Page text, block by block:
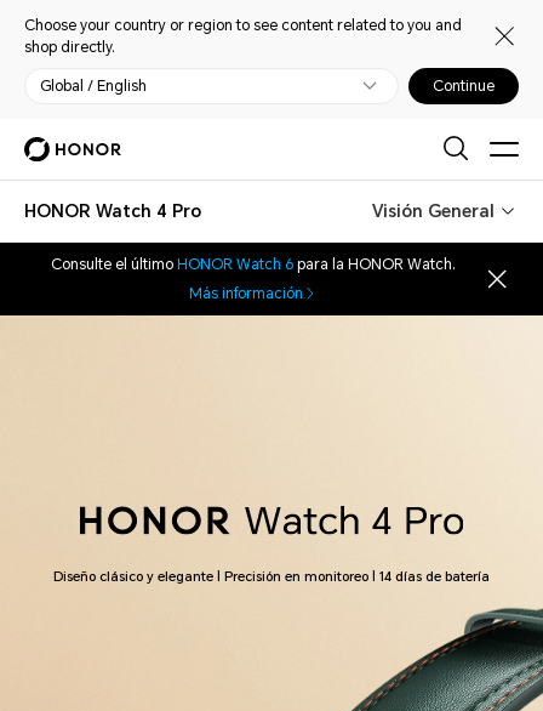
Choose your country or region to see content related to you and
shop directly.
Global / English Continue
HONOR Watch 4 Pro Visión General
Consulte el último HONOR Watch 6 para la HONOR Watch.
Más información
Diseño clásico y elegante | Precisión en monitoreo | 14 días de batería